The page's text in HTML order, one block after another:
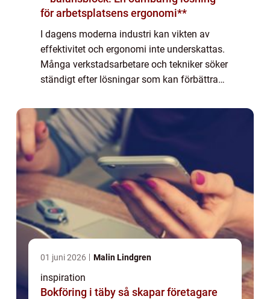
för arbetsplatsens ergonomi**
I dagens moderna industri kan vikten av
effektivitet och ergonomi inte underskattas.
Många verkstadsarbetare och tekniker söker
ständigt efter lösningar som kan förbättra
Balansblock har uppstått som en av dessa...
01 juni 2026 Malin Lindgren
inspiration
Bokföring i täby så skapar företagare